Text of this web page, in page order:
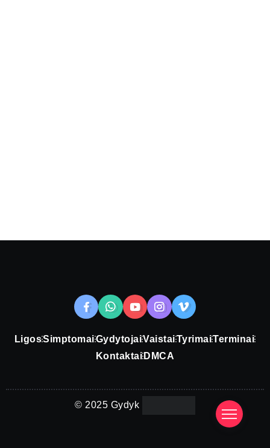
LigosSimptomaiGydytojaiVaistaiTyrimaiTerminai
Kontaktai DMCA
© 2025 Gydyk